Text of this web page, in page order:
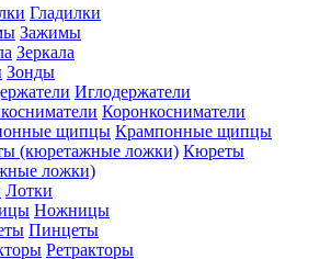
Гладилки
Зажимы
Зеркала
Зонды
Иглодержатели
Коронкосниматели
Крампонные щипцы
Кюреты
ложки)
Лотки
Ножницы
Пинцеты
Ретракторы